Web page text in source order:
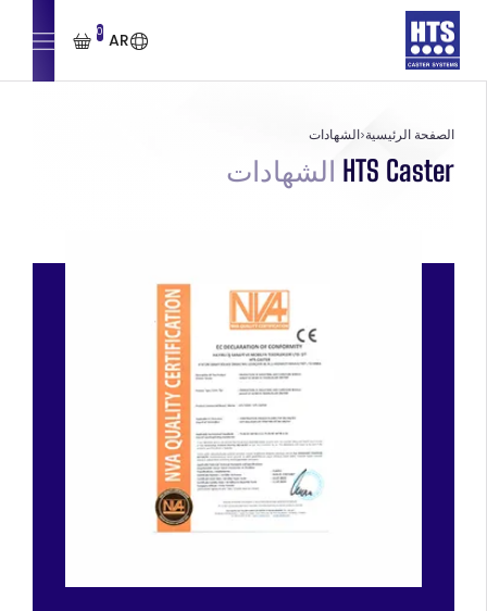
AR
0
الصفحة الرئيسية الشهادات
HTS Caster الشهادات